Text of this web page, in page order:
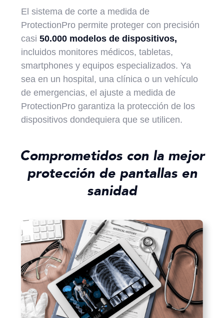
El sistema de corte a medida de
ProtectionPro permite proteger con precisión
casi50.000 modelos de dispositivos,
incluidos monitores médicos, tabletas,
smartphones y equipos especializados. Ya
sea en un hospital, una clínica o un vehículo
de emergencias, el ajuste a medida de
ProtectionPro garantiza la protección de los
dispositivos dondequiera que se utilicen.
Comprometidos con la mejor
protección de pantallas en
sanidad